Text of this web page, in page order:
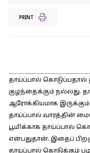
PRINT
தாய்ப்பால் கொடுப்பதால்
குழந்தைக்கும் நல்லது.
ஆரோக்கியமாக
தாய்ப்பால் வாரத்தின்
பூமிக்காக தாய்ப்பால்
என்பதுதான். இதைப்
தாய்ப்பால் கொடுக்கும்